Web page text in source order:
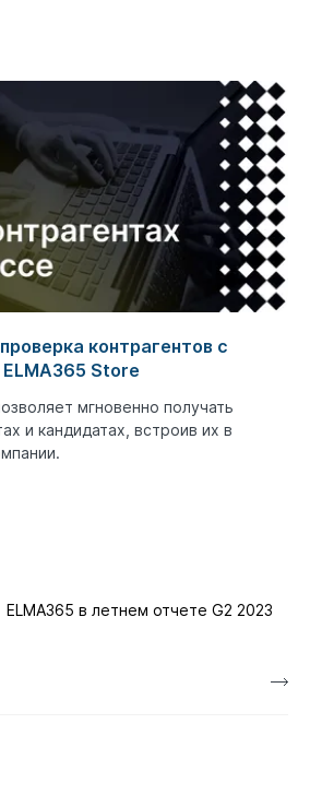
контрагентов с
Store
мгновенно получать
и кандидатах, встроив их в
ELMA365 в летнем отчете G2 2023